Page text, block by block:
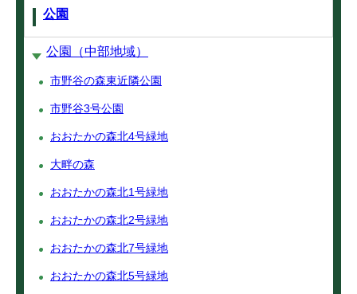
公園
公園（中部地域）
市野谷の森東近隣公園
市野谷3号公園
おおたかの森北4号緑地
大畔の森
おおたかの森北1号緑地
おおたかの森北2号緑地
おおたかの森北7号緑地
おおたかの森北5号緑地